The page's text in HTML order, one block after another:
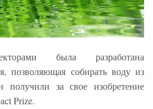
была разработана
позволяющая собирать воду из
за свое изобретение
Prize.